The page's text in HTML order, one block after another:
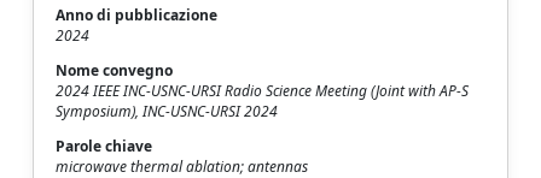
Anno di pubblicazione
2024
Nome convegno
2024 IEEE INC-USNC-URSI Radio Science Meeting (Joint with AP-S
Symposium), INC-USNC-URSI 2024
Parole chiave
microwave thermal ablation; antennas